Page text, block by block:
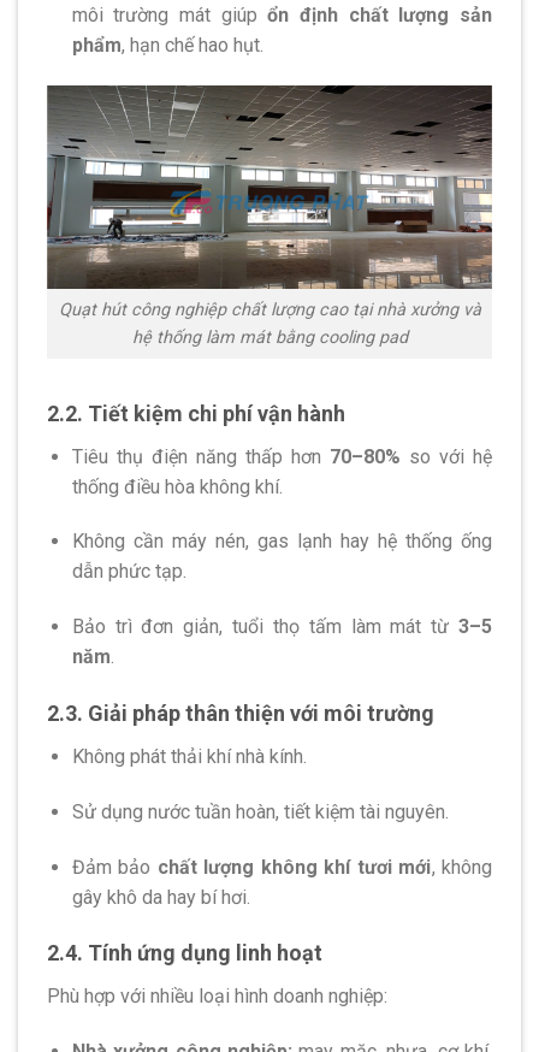
môi trường mát giúpổn định chất lượng sản
phẩm, hạn chế hao hụt.
Quạt hút công nghiệp chất lượng cao tại nhà xưởng và
hệ thống làm mát bằng cooling pad
2.2. Tiết kiệm chi phí vận hành
Tiêu thụ điện năng thấp hơn 70–80% so với hệ
thống điều hòa không khí.
Không cần máy nén, gas lạnh hay hệ thống ống
dẫn phức tạp.
Bảo trì đơn giản, tuổi thọ tấm làm mát từ 3–5
năm.
2.3. Giải pháp thân thiện với môi trường
Không phát thải khí nhà kính.
Sử dụng nước tuần hoàn, tiết kiệm tài nguyên.
Đảm bảo chất lượng không khí tươi mới, không
gây khô da hay bí hơi.
2.4. Tính ứng dụng linh hoạt
Phù hợp với nhiều loại hình doanh nghiệp: